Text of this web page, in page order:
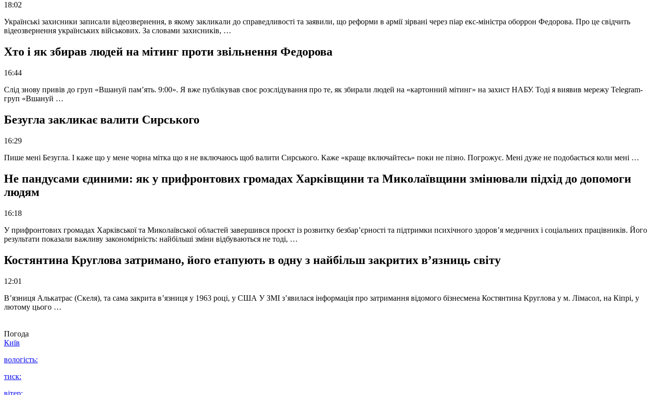
18:02
Українські захисники записали відеозвернення, в якому закликали до справедливості та заявили, що реформи в армії зірвані через піар екс-міністра оборрон Федорова. Про це свідчить
відеозвернення українських військових. За словами захисників, …
Хто і як збирав людей на мітинг проти звільнення Федорова
16:44
Слід знову привів до груп «Вшануй пам’ять. 9:00». Я вже публікував своє розслідування про те, як збирали людей на «картонний мітинг» на захист НАБУ. Тоді я виявив мережу Telegram-
груп «Вшануй …
Безугла закликає валити Сирського
16:29
Пише мені Безугла. І каже що у мене чорна мітка що я не включаюсь щоб валити Сирського. Каже «краще включайтесь» поки не пізно. Погрожує. Мені дуже не подобається коли мені …
Не пандусами єдиними: як у прифронтових громадах Харківщини та Миколаївщини змінювали підхід до допомоги
людям
16:18
У прифронтових громадах Харківської та Миколаївської областей завершився проєкт із розвитку безбар’єрності та підтримки психічного здоров’я медичних і соціальних працівників. Його
результати показали важливу закономірність: найбільші зміни відбуваються не тоді, …
Костянтина Круглова затримано, його етапують в одну з найбільш закритих в’язниць світу
12:01
В’язниця Алькатрас (Скеля), та сама закрита в’язниця у 1963 році, у США У ЗМІ з’явилася інформація про затримання відомого бізнесмена Костянтина Круглова у м. Лімасол, на Кіпрі, у
лютому цього …
Погода
Київ
вологість:
тиск:
вітер: